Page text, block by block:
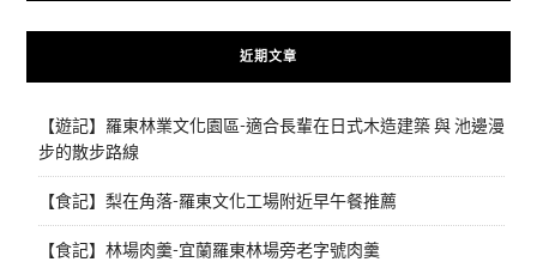
近期文章
【遊記】羅東林業文化園區-適合長輩在日式木造建築 與 池邊漫
步的散步路線
【食記】梨在角落-羅東文化工場附近早午餐推薦
【食記】林場肉羹-宜蘭羅東林場旁老字號肉羹